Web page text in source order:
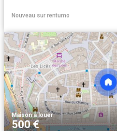
Nouveau sur rentumo
Maison·à louer
500 €